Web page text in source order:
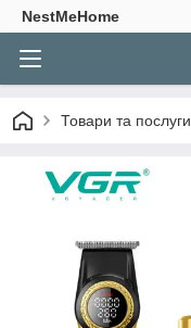
NestMeHome
Товари та послуги